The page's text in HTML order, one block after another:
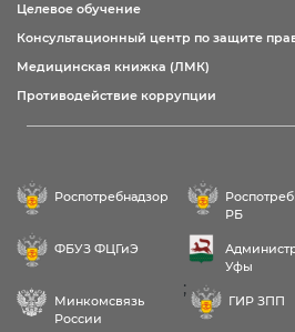
Целевое обучение
Консультационный центр по защите
Медицинская книжка (ЛМК)
Противодействие коррупции
Роспотребнадзор
РБ
ФБУЗ ФЦГиЭ
Уфы
Минкомсвязь
России
;
ГИР ЗПП